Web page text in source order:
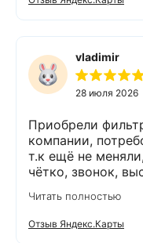
было. Спасибо
vladimir
28 июля 2026
Приобрели
компании,
т.к ещё не
чётко, звонок,
выполнено (всё
приятно
обязательными
Читать полностью
Отзыв Яндекс.Карты